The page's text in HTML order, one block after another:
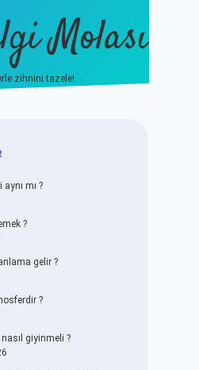
Molası
zihnini tazele!
mı ?
?
gelir ?
?
giyinmeli ?